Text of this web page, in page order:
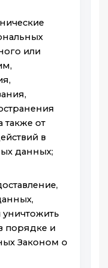
или
также от
в
данных;
уничтожить
порядке и
Законом о